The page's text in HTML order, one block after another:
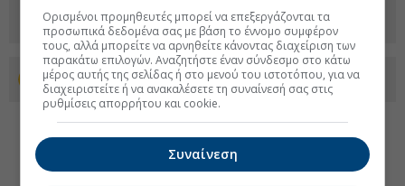
Προσθέστε το euro2day.gr στο Discover
Ορισμένοι προμηθευτές μπορεί να επεξεργάζονται τα
προσωπικά δεδομένα σας με βάση το έννομο συμφέρον
τους, αλλά μπορείτε να αρνηθείτε κάνοντας διαχείριση των
παρακάτω επιλογών. Αναζητήστε έναν σύνδεσμο στο κάτω
μέρος αυτής της σελίδας ή στο μενού του ιστοτόπου, για να
διαχειριστείτε ή να ανακαλέσετε τη συναίνεσή σας στις
ρυθμίσεις απορρήτου και cookie.
Συναίνεση